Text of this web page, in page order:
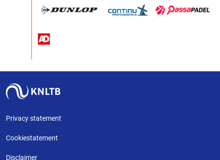
Privacy statement
Cookiestatement
Disclaimer